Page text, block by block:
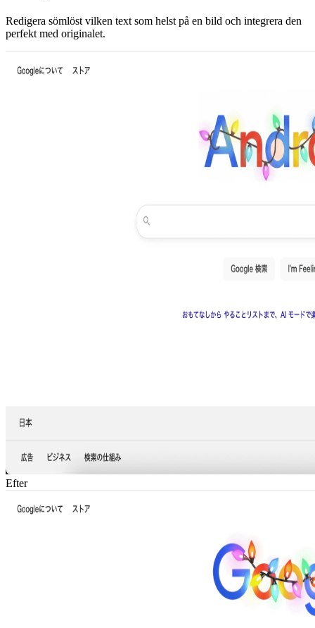
Redigera sömlöst vilken text som helst på en bild och integrera den
perfekt med originalet.
Efter